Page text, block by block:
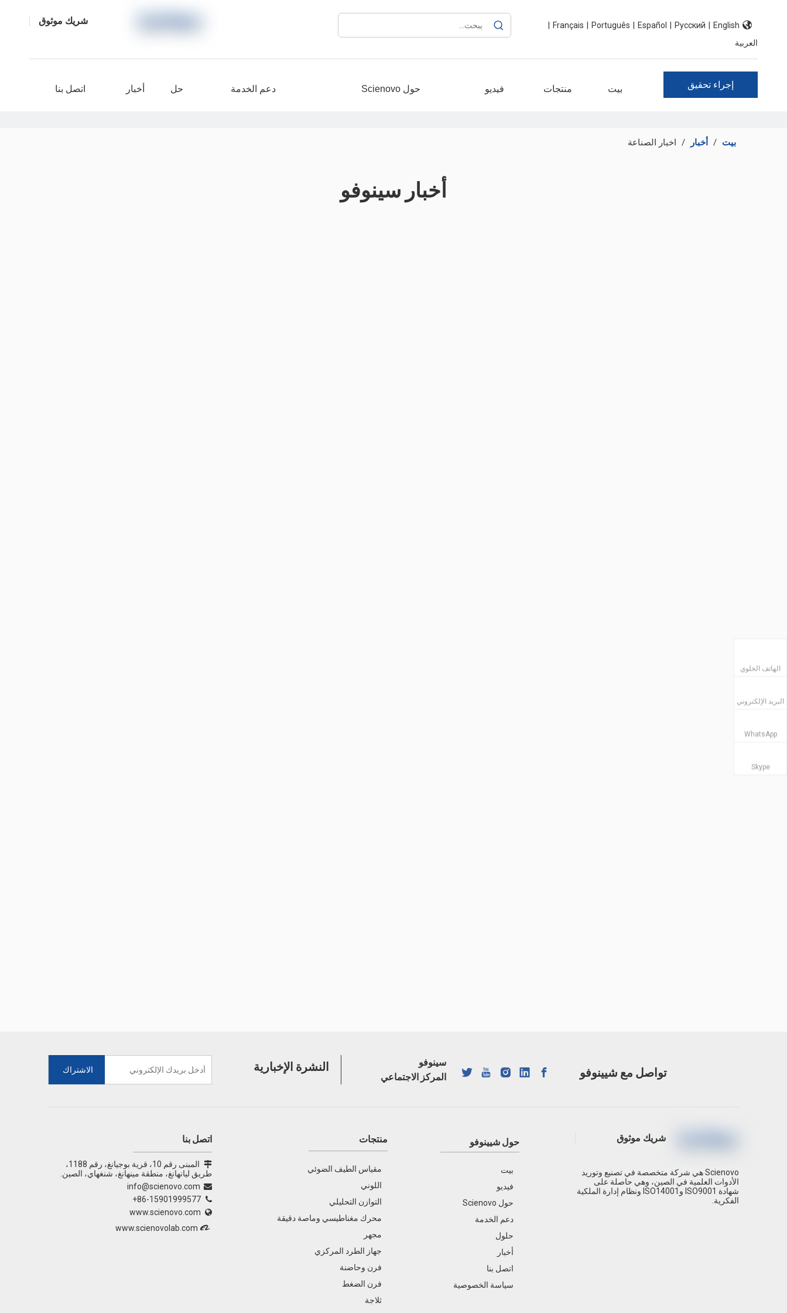
شريك موثوق English
Pусский
Español
Português
Français
العربية
بيت منتجات فيديو حول Scienovo دعم الخدمة حل أخبار اتصل بنا إجراء تحقيق
بيت / أخبار / اخبار الصناعة
أخبار سينوفو
تواصل مع شيينوفو
سينوفو
المركز الاجتماعي
النشرة الإخبارية الاشتراك
شريك موثوق
Scienovo هي شركة متخصصة في تصنيع وتوريد
الأدوات العلمية في الصين، وهي حاصلة على
شهادة ISO9001 وISO14001 ونظام إدارة الملكية
الفكرية.
الهاتف الخلوي
البريد الإلكتروني
WhatsApp
Skype
حول شيينوفو
بيت
فيديو
حول Scienovo
دعم الخدمة
حلول
أخبار
اتصل بنا
سياسة الخصوصية
منتجات
مقياس الطيف الضوئي
اللوني
التوازن التحليلي
محرك مغناطيسي وماصة دقيقة
مجهر
جهاز الطرد المركزي
فرن وحاضنة
فرن الضغط
ثلاجة
اتصل بنا

المبنى رقم 10، قرية بوجيانغ، رقم 1188،
طريق ليانهانغ، منطقة مينهانغ، شنغهاي، الصين.

info@scienovo.com

86-15901999577+

www.scienovo.com

www.scienovolab.com